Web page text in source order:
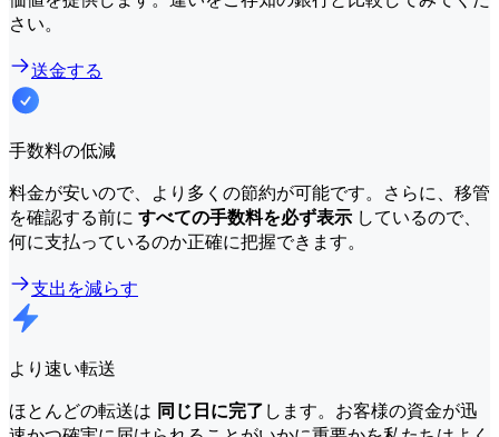
さい。
送金する
手数料の低減
料金が安いので、より多くの節約が可能です。さらに、移管
を確認する前に すべての手数料を必ず表示 しているので、
何に支払っているのか正確に把握できます。
支出を減らす
より速い転送
ほとんどの転送は 同じ日に完了 します。お客様の資金が迅